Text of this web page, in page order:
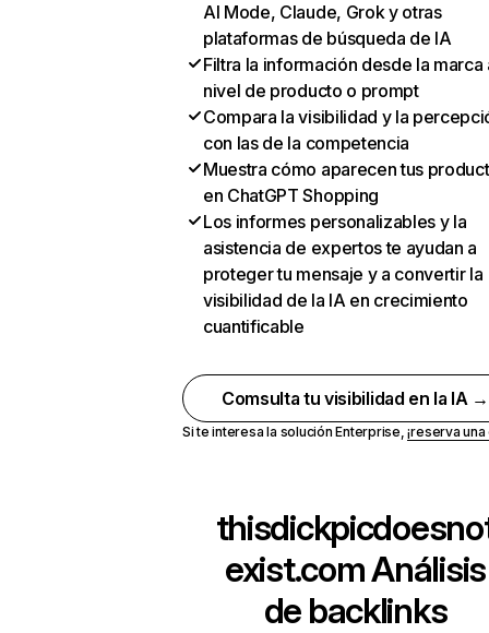
AI Mode, Claude, Grok y otras
plataformas de búsqueda de IA
Filtra la información desde la marca
nivel de producto o prompt
Compara la visibilidad y la
con las de la competencia
Muestra cómo aparecen tus
en ChatGPT Shopping
Los informes personalizables y la
asistencia de expertos te ayudan a
proteger tu mensaje y a convertir la
visibilidad de la IA en crecimiento
cuantificable
Comsulta tu visibilidad en la IA →
Si te interesa la solución Enterprise,¡reserva
exist.comAnálisis
de backlinks